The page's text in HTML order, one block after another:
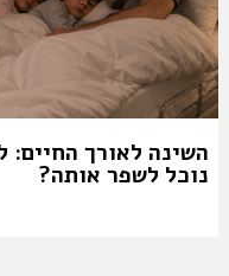
השינה לאורך
נוכל לשפר אותה?